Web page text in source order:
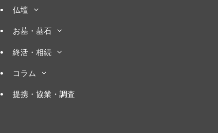
仏壇
お墓・墓石
終活・相続
コラム
提携・協業・調査